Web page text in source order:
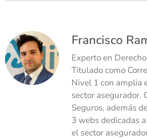
Francisco
Experto en
Titulado como
Nivel 1 con amplia
sector asegurador.
Seguros, además
3 webs dedicadas
el sector